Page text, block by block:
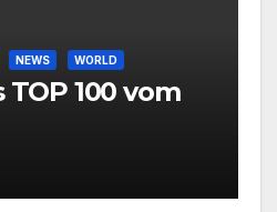
NEWS WORLD
100 vom